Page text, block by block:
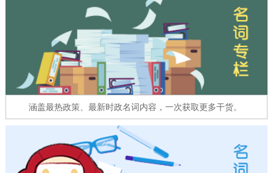
ENGLISH 한국어 日本語
DEUTSCH FRANÇAIS РУССКИЙ ЯЗЫК
ESPAÑOL العربية PORTUGUÊS
ITALIANO
涵盖最热政策、最新时政名词内容，一次获取更多干货。